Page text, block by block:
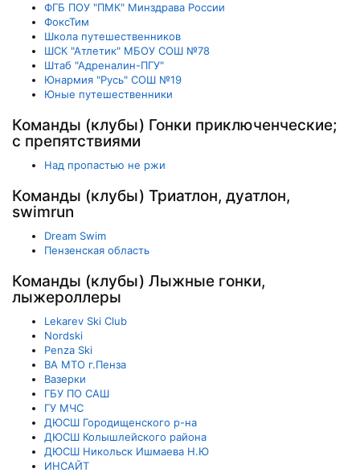
ФГБ ПОУ "ПМК" Минздрава России
ФоксТим
Школа путешественников
ШСК "Атлетик" МБОУ СОШ №78
Штаб "Адреналин-ПГУ"
Юнармия "Русь" СОШ №19
Юные путешественники
Команды (клубы) Гонки приключенческие;
с препятствиями
Над пропастью не ржи
Команды (клубы) Триатлон, дуатлон,
swimrun
Dream Swim
Пензенская область
Команды (клубы) Лыжные гонки,
лыжероллеры
Lekarev Ski Club
Nordski
Penza Ski
ВА МТО г.Пенза
Вазерки
ГБУ ПО САШ
ГУ МЧС
ДЮСШ Городищенского р-на
ДЮСШ Колышлейского района
ДЮСШ Никольск Ишмаева Н.Ю
ИНСАЙТ